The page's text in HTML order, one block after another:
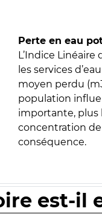
Perte en eau
L’Indice
les services
moyen perdu
population influe
importante, plus
concentration
conséquence.
est-il